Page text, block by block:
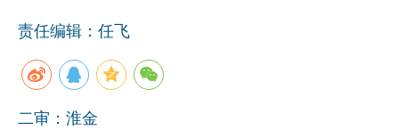
企业文化
《资源再生》杂志
行情报价
责任编辑：任飞
二审：淮金